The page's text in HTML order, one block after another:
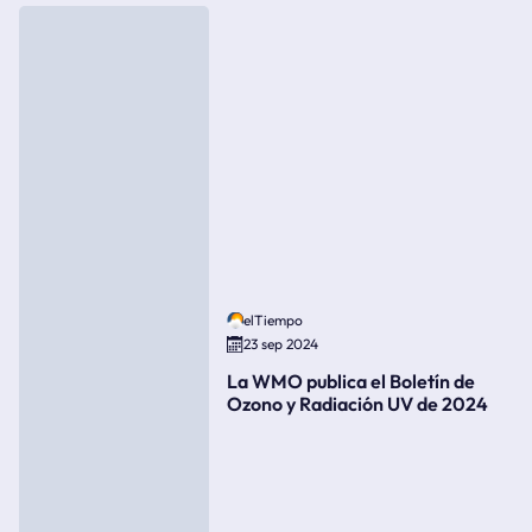
elTiempo
23 sep 2024
La WMO publica el Boletín de
Ozono y Radiación UV de 2024